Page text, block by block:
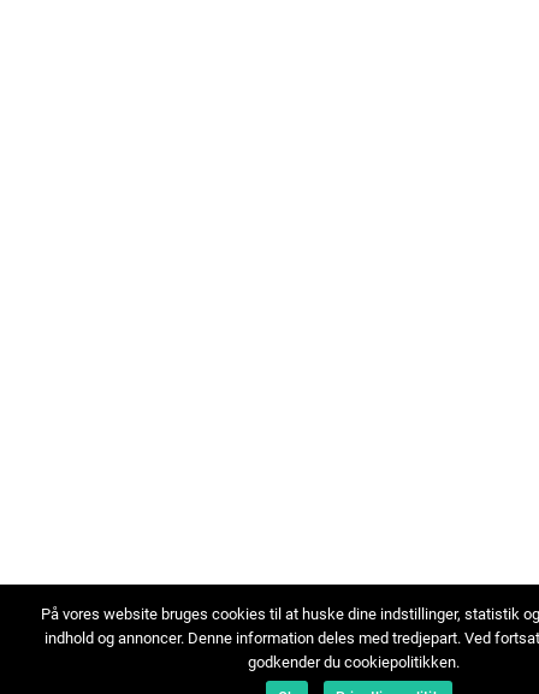
På vores website bruges cookies til at huske dine indstillinger, statistik
indhold og annoncer. Denne information deles med tredjepart. Ved
godkender du cookiepolitikken.